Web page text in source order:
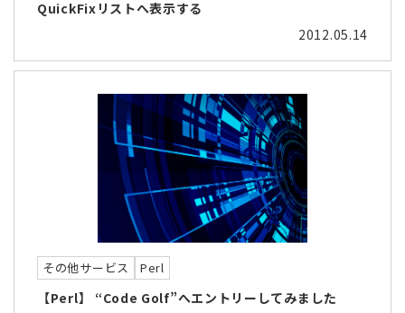
QuickFixリストへ表示する
2012.05.14
その他サービス Perl
【Perl】 “Code Golf”へエントリーしてみました